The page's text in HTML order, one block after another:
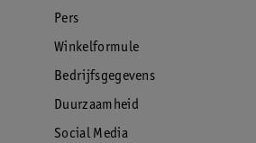
Pers
Winkelformule
Bedrijfsgegevens
Duurzaamheid
Social Media